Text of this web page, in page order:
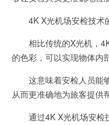
4K X光机场安检技术的
相比传统的X光机，4K
的色彩，可以实现物体内
这意味着安检人员能够
从而更准确地为旅客提供
通过4K X光机场安检技